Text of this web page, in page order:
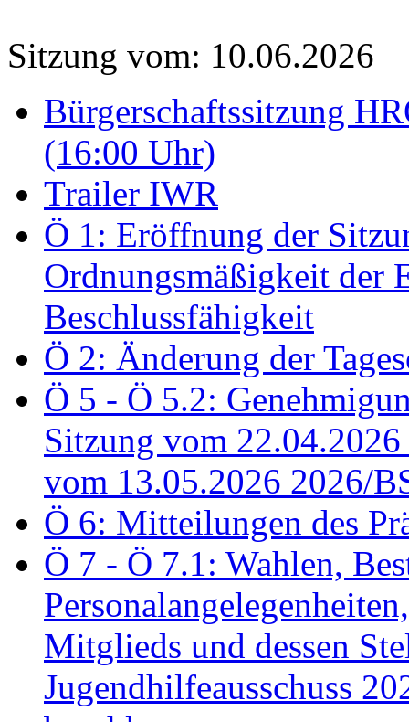
Sitzung vom: 10.06.2026
Bürgerschaftssitzung
(16:00 Uhr)
Trailer IWR
Ö 1: Eröffnung der
Ordnungsmäßigkeit der
Beschlussfähigkeit
Ö 2: Änderung der
Ö 5 - Ö 5.2:
Sitzung vom
vom 13.05.2026 2026/
Ö 6: Mitteilungen des
Ö 7 - Ö 7.1: Wahlen,
Mitglieds und dessen
Jugendhilfeausschuss